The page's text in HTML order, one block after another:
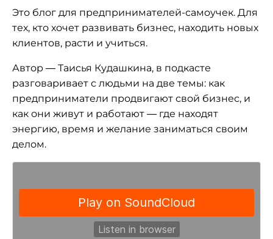
Это блог для предпринимателей-самоучек. Для
тех, кто хочет развивать бизнес, находить новых
клиентов, расти и учиться.
Автор — Таисья Кудашкина, в подкасте
разговаривает с людьми на две темы: как
предприниматели продвигают свой бизнес, и
как они живут и работают — где находят
энергию, время и желание заниматься своим
делом.